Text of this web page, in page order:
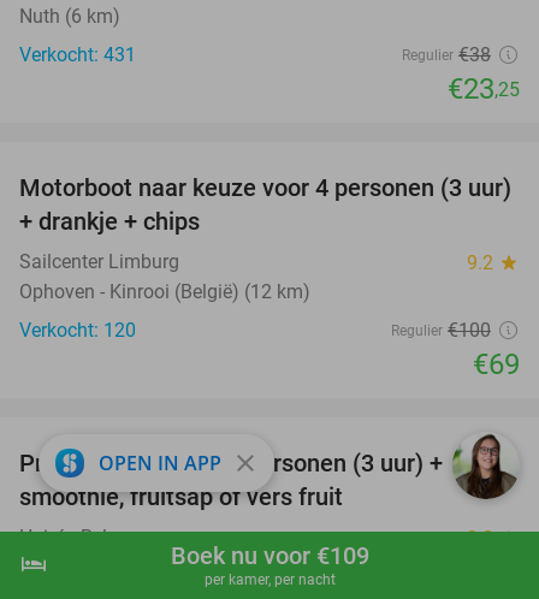
shopping_cart Boek nu
hotel Boek nu voor €109
per kamer, per nacht
Nuth (6 km)
Verkocht: 431
Regulier €38
€23,25
31%
Motorboot naar keuze voor 4 personen (3 uur)
+ drankje + chips
Sailcenter Limburg 9.2 star
Ophoven - Kinrooi (België) (12 km)
Verkocht: 120
Regulier €100
€69
49%
Privéwellness voor 2 personen (3 uur) +
smoothie, fruitsap of vers fruit
Hair ´n Relax 9.2star
Maasmechelen (9 km)
OPEN IN APP close